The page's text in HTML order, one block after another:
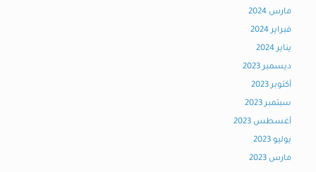
مارس 2024
فبراير 2024
يناير 2024
ديسمبر 2023
أكتوبر 2023
سبتمبر 2023
أغسطس 2023
يوليو 2023
مارس 2023